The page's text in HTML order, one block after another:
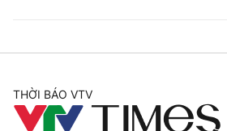
THỜI BÁO VTV